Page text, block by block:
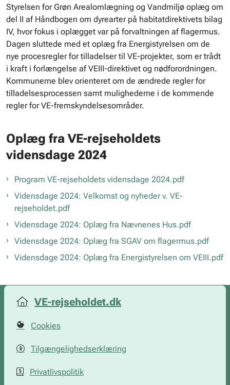
Styrelsen for Grøn Arealomlægning og Vandmiljø oplæg om
del II af Håndbogen om dyrearter på habitatdirektivets bilag
IV, hvor fokus i oplægget var på forvaltningen af flagermus.
Dagen sluttede med et oplæg fra Energistyrelsen om de
nye procesregler for tilladelser til VE-projekter, som er trådt
i kraft i forlængelse af VEIII-direktivet og nødforordningen.
Kommunerne blev orienteret om de ændrede regler for
tilladelsesprocessen samt mulighederne i de kommende
regler for VE-fremskyndelsesområder.
Oplæg fra VE-rejseholdets
vidensdage 2024
Program VE-rejseholdets vidensdage 2024.pdf
Vidensdage 2024: Velkomst og nyheder v. VE-
rejseholdet.pdf
Vidensdage 2024: Oplæg fra Nævnenes Hus.pdf
Vidensdage 2024: Oplæg fra SGAV om flagermus.pdf
Vidensdage 2024: Oplæg fra Energistyrelsen om VEIII.pdf
VE-rejseholdet.dk
Cookies
Tilgængelighedserklæring
Privatlivspolitik